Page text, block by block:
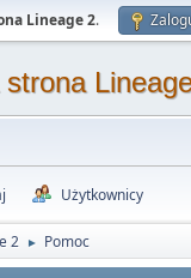
Lineage 2.
Użytkownicy
2 ► Pomoc